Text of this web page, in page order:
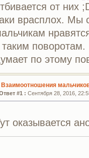
от них
врасплох. Мы
таким
по этому
Взаимоотношения
#1 : Сентября 28, 2016,
оказывается